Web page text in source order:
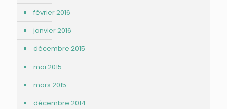
février 2016
janvier 2016
décembre 2015
mai 2015
mars 2015
décembre 2014